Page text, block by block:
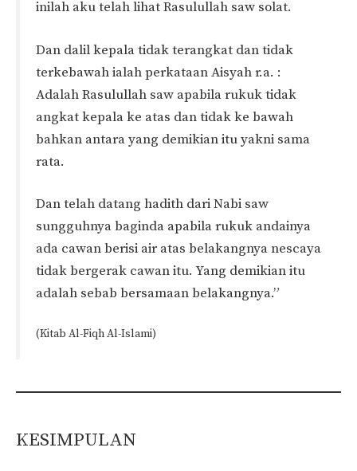
inilah aku telah lihat Rasulullah saw solat.
Dan dalil kepala tidak terangkat dan tidak
terkebawah ialah perkataan Aisyah r.a. :
Adalah Rasulullah saw apabila rukuk tidak
angkat kepala ke atas dan tidak ke bawah
bahkan antara yang demikian itu yakni sama
rata.
Dan telah datang hadith dari Nabi saw
sungguhnya baginda apabila rukuk andainya
ada cawan berisi air atas belakangnya nescaya
tidak bergerak cawan itu. Yang demikian itu
adalah sebab bersamaan belakangnya.”
(Kitab Al-Fiqh Al-Islami)
KESIMPULAN